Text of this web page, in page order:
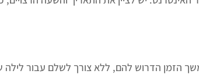
הזמן הדרוש להם, ללא צורך לשלם עבור לילה